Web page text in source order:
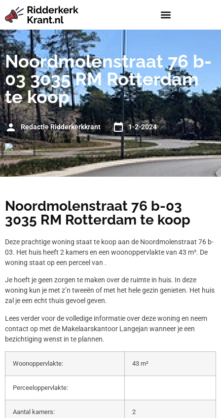
Noordmolenstraat 76 b-
03 3035 RM Rotterdam
te koop
Redactie Ridderkerkkrant 1-2-2024
Noordmolenstraat 76 b-03
3035 RM Rotterdam te koop
Deze prachtige woning staat te koop aan de Noordmolenstraat 76 b-
03. Het huis heeft 2 kamers en een woonoppervlakte van 43 m². De
woning staat op een perceel van .
Je hoeft je geen zorgen te maken over de ruimte in huis. In deze
woning kun je met z’n tweeën of met het hele gezin genieten. Het huis
zal je een echt thuis gevoel geven.
Lees verder voor de volledige informatie over deze woning en neem
contact op met de Makelaarskantoor Langejan wanneer je een
bezichtiging wenst in te plannen.
Woonoppervlakte: 43 m²
Perceeloppervlakte:
Aantal kamers: 2